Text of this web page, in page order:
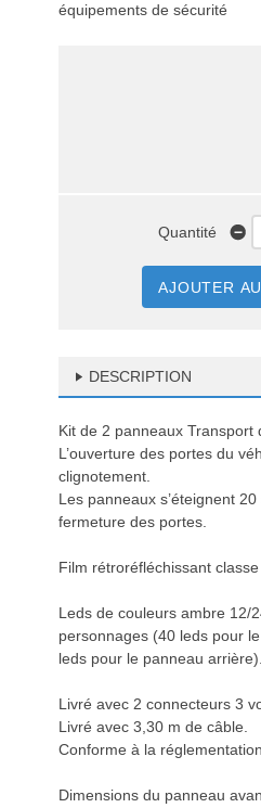
équipements de sécurité
Quantité
AJOUTER
DESCRIPTION
Kit de 2 panneaux Transport
L’ouverture des portes du
clignotement.
Les panneaux s’éteignent
fermeture des portes.
Film rétroréfléchissant classe
Leds de couleurs ambre 12/
personnages (40 leds pour
leds pour le panneau arrière).
Livré avec 2 connecteurs 3
Livré avec 3,30 m de câble.
Conforme à la réglementation.
Dimensions du panneau